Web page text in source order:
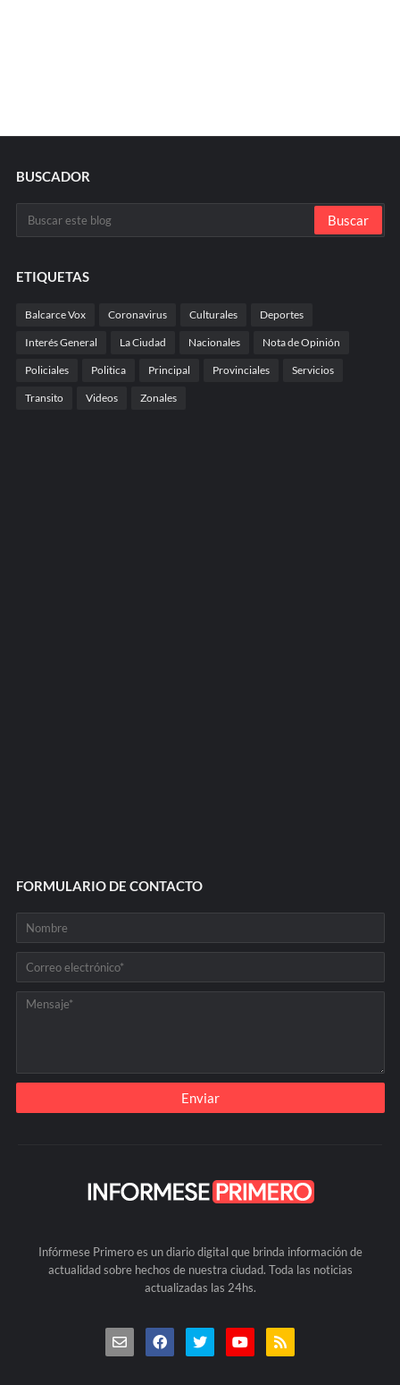
BUSCADOR
ETIQUETAS
Balcarce Vox Coronavirus Culturales Deportes
Interés General La Ciudad Nacionales Nota de Opinión
Policiales Politica Principal Provinciales Servicios
Transito Videos Zonales
FORMULARIO DE CONTACTO
Infórmese Primero es un diario digital que brinda información de
actualidad sobre hechos de nuestra ciudad. Toda las noticias
actualizadas las 24hs.